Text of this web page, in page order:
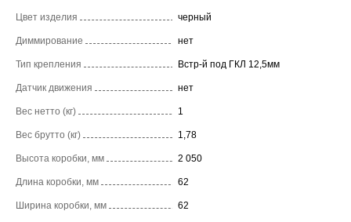
Цвет изделия черный
Диммирование нет
Тип крепления Встр-й под ГКЛ 12,5мм
Датчик движения нет
Вес нетто (кг) 1
Вес брутто (кг) 1,78
Высота коробки, мм 2 050
Длина коробки, мм 62
Ширина коробки, мм 62